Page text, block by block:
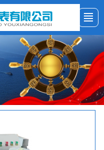
新闻资讯 产品展示
联系我们